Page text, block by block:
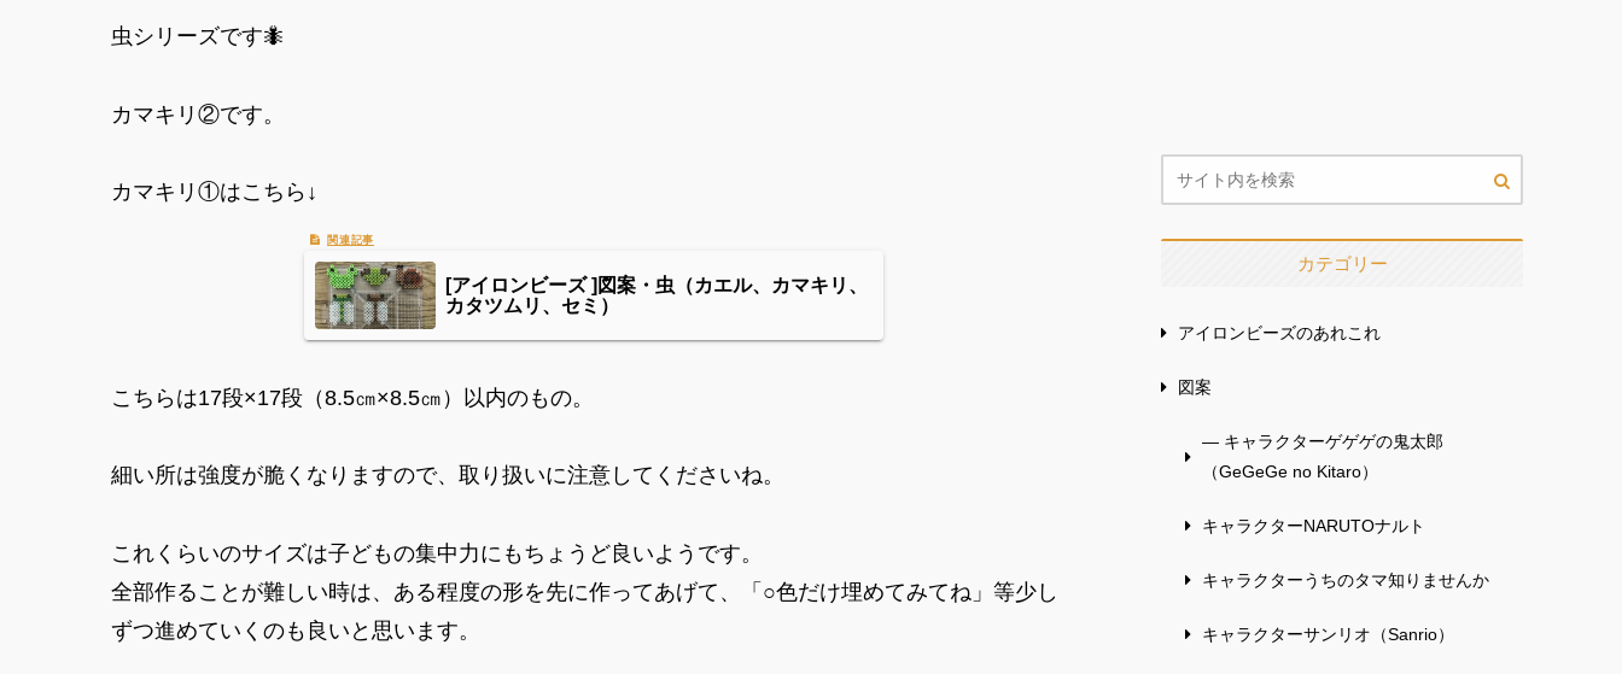
虫シリーズです🐜
カマキリ②です。
カマキリ①はこちら↓
[アイロンビーズ ]図案・虫（カエル、カマキリ、
カタツムリ、セミ）
こちらは17段×17段（8.5㎝×8.5㎝）以内のもの。
細い所は強度が脆くなりますので、取り扱いに注意してくださいね。
これくらいのサイズは子どもの集中力にもちょうど良いようです。
全部作ることが難しい時は、ある程度の形を先に作ってあげて、「○色だけ埋めてみてね」等少し
ずつ進めていくのも良いと思います。
カテゴリー
アイロンビーズのあれこれ
図案
— キャラクターゲゲゲの鬼太郎
（GeGeGe no Kitaro）
キャラクターNARUTOナルト
キャラクターうちのタマ知りませんか
キャラクターサンリオ（Sanrio）